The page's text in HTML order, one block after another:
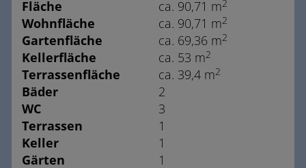
Fläche
ca. 90,71 m2
Wohnfläche ca. 90,71 m2
Gartenfläche ca. 69,36 m2
Kellerfläche ca. 53 m2
Terrassenfläche ca. 39,4 m2
Bäder
2
WC
3
Terrassen
1
Keller
1
Gärten
1